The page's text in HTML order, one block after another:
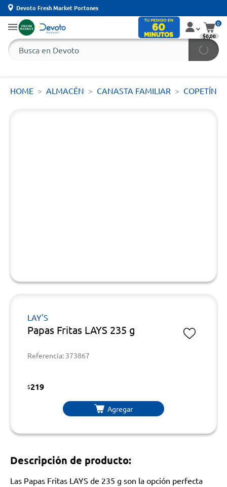
Devoto Fresh Market Portones
0
$0,00
HOME ALMACÉN CANASTA FAMILIAR COPETÍN
LAY'S
Papas Fritas LAYS 235 g
Referencia: 373867
$219
Agregar
Descripción de producto:
Las Papas Fritas LAYS de 235 g son la opción perfecta